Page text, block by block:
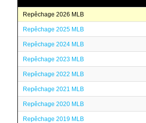
Repêchage 2026 MLB
Repêchage 2025 MLB
Repêchage 2024 MLB
Repêchage 2023 MLB
Repêchage 2022 MLB
Repêchage 2021 MLB
Repêchage 2020 MLB
Repêchage 2019 MLB